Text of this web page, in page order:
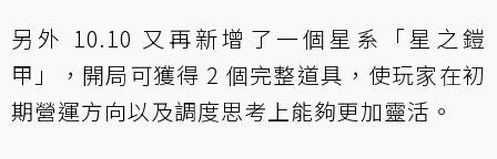
另外 10.10 又再新增了一個星系「星之鎧
甲」，開局可獲得 2 個完整道具，使玩家在初
期營運方向以及調度思考上能夠更加靈活。